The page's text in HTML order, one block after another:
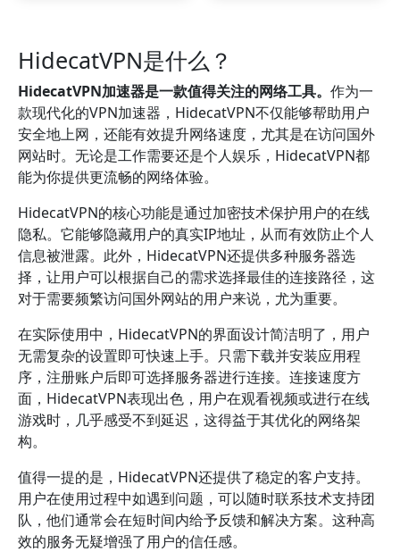
HidecatVPN是什么？
HidecatVPN加速器是一款值得关注的网络工具。 作为一
款现代化的VPN加速器，HidecatVPN不仅能够帮助用户
安全地上网，还能有效提升网络速度，尤其是在访问国外
网站时。无论是工作需要还是个人娱乐，HidecatVPN都
能为你提供更流畅的网络体验。
HidecatVPN的核心功能是通过加密技术保护用户的在线
隐私。它能够隐藏用户的真实IP地址，从而有效防止个人
信息被泄露。此外，HidecatVPN还提供多种服务器选
择，让用户可以根据自己的需求选择最佳的连接路径，这
对于需要频繁访问国外网站的用户来说，尤为重要。
在实际使用中，HidecatVPN的界面设计简洁明了，用户
无需复杂的设置即可快速上手。只需下载并安装应用程
序，注册账户后即可选择服务器进行连接。连接速度方
面，HidecatVPN表现出色，用户在观看视频或进行在线
游戏时，几乎感受不到延迟，这得益于其优化的网络架
构。
值得一提的是，HidecatVPN还提供了稳定的客户支持。
用户在使用过程中如遇到问题，可以随时联系技术支持团
队，他们通常会在短时间内给予反馈和解决方案。这种高
效的服务无疑增强了用户的信任感。